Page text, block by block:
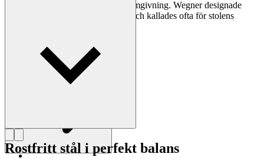
och sin kompromisslösa syn på formgivning. Wegner designade
nästan 500 stolar under sin livstid och kallades ofta för stolens
Läs mer om Hans J. Wegner
Rostfritt stål i perfekt balans